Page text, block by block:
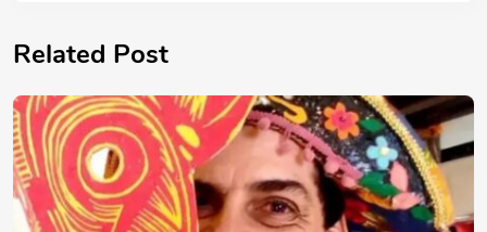
Related Post